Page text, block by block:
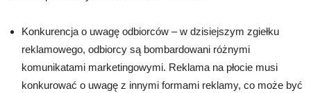
Konkurencja o uwagę odbiorców – w dzisiejszym zgiełku
reklamowego, odbiorcy są bombardowani różnymi
komunikatami marketingowymi. Reklama na płocie musi
konkurować o uwagę z innymi formami reklamy, co może być